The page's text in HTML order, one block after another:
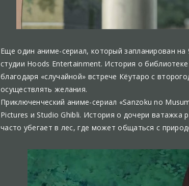
Еще один аниме-сериал, который запланирован
студии Hoods Entertainment. История о
благодаря «случайной» встрече Кёутаро с
осуществлять желания.
Приключенческий аниме-сериал «Sanzoku no
Pictures и Studio Ghibli. История о дочери ватажка
часто убегает в лес, где может общаться с